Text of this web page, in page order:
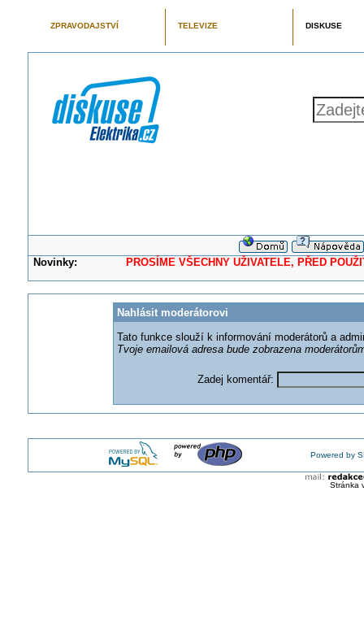
ZPRAVODAJSTVÍ TELEVIZE DISKUSE
Novinky: PROSÍME VŠECHNY UŽIVATELE, PŘED
Nahlásit moderátorovi
Tato funkce slouží k informování moderátorů a
Tvoje emailová adresa bude zobrazena
Zadej komentář:
Powered by
Stránka